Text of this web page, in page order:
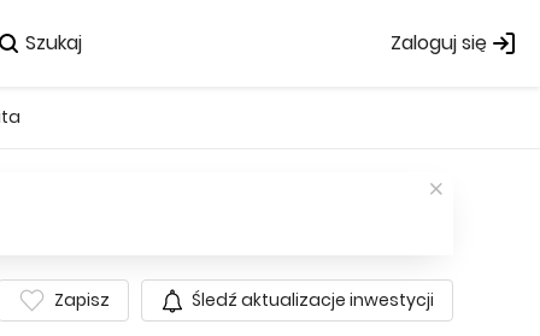
Szukaj Zaloguj się
Zapisz Śledź aktualizacje inwestycji